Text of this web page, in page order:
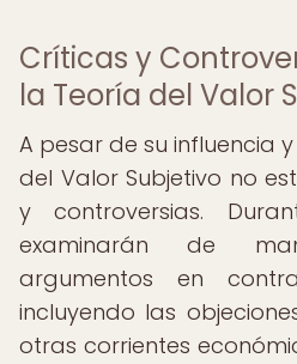
Críticas y
la Teoría del Valor
A pesar de su influencia
del Valor Subjetivo no
y controversias.
examinarán de
argumentos en
incluyendo las
otras corrientes